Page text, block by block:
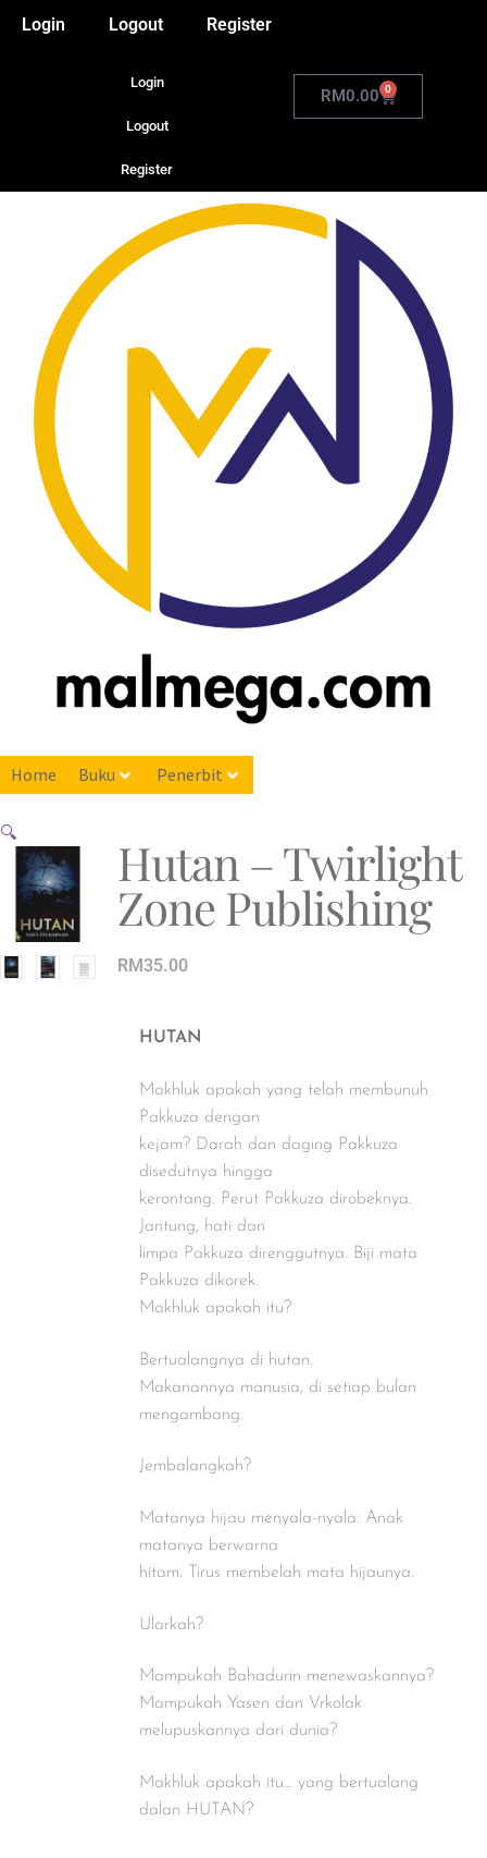
Login Logout Register
Login
Logout
Register
RM0.00 0
Home Buku Penerbit
🔍 Hutan – Twirlight
Zone Publishing
RM35.00
HUTAN
Makhluk apakah yang telah membunuh
Pakkuza dengan
kejam? Darah dan daging Pakkuza
disedutnya hingga
kerontang. Perut Pakkuza dirobeknya.
Jantung, hati dan
limpa Pakkuza direnggutnya. Biji mata
Pakkuza dikorek.
Makhluk apakah itu?
Bertualangnya di hutan.
Makanannya manusia, di setiap bulan
mengambang.
Jembalangkah?
Matanya hijau menyala-nyala. Anak
matanya berwarna
hitam. Tirus membelah mata hijaunya.
Ularkah?
Mampukah Bahadurin menewaskannya?
Mampukah Yasen dan Vrkolak
melupuskannya dari dunia?
Makhluk apakah itu… yang bertualang
dalan HUTAN?